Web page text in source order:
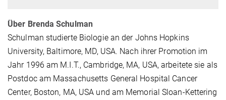
Über Brenda Schulman
Schulman studierte Biologie an der Johns Hopkins
University, Baltimore, MD, USA. Nach ihrer Promotion im
Jahr 1996 am M.I.T., Cambridge, MA, USA, arbeitete sie als
Postdoc am Massachusetts General Hospital Cancer
Center, Boston, MA, USA und am Memorial Sloan-Kettering